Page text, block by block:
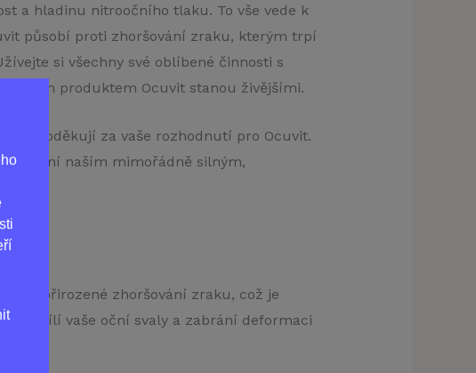
a hladinu nitroočního tlaku. To vše vede k
působí proti zhoršování zraku, kterým trpí
si všechny své oblíbené činnosti s
naším produktem Ocuvit stanou živějšími.
oči poděkují za vaše rozhodnutí pro Ocuvit.
vidění naším mimořádně silným,
přirozené zhoršování zraku, což je
posílí vaše oční svaly a zabrání deformaci